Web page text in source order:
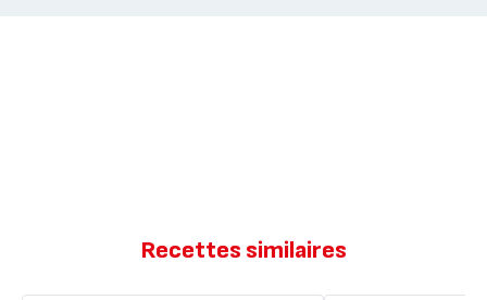
Recettes similaires